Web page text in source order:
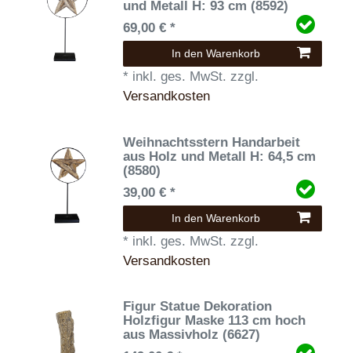
und Metall H: 93 cm (8592)
69,00 € *
In den Warenkorb
* inkl. ges. MwSt. zzgl.
Versandkosten
Weihnachtsstern Handarbeit
aus Holz und Metall H: 64,5 cm
(8580)
39,00 € *
In den Warenkorb
* inkl. ges. MwSt. zzgl.
Versandkosten
Figur Statue Dekoration
Holzfigur Maske 113 cm hoch
aus Massivholz (6627)